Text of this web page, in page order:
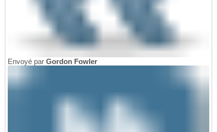
Envoyé par Gordon Fowler